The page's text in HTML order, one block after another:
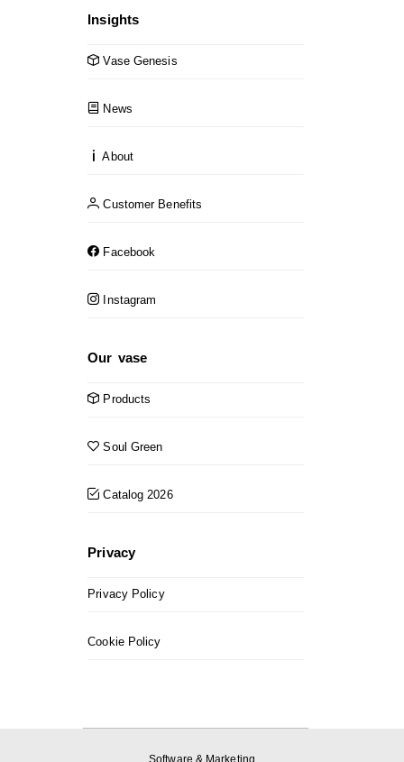
Insights
Vase Genesis
News
About
Customer Benefits
Facebook
Instagram
Our vase
Products
Soul Green
Catalog 2026
Privacy
Privacy Policy
Cookie Policy
Software & Marketing